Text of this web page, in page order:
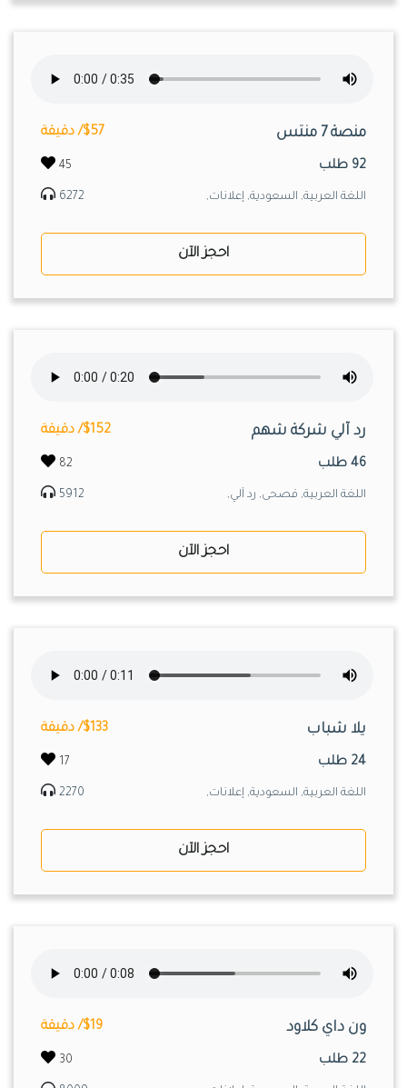
منصة 7 منتس $57/ دقيقة
92 طلب 45
اللغة العربية, السعودية, إعلانات, 6272
احجز الآن
رد آلي شركة شهم $152/ دقيقة
46 طلب 82
اللغة العربية, فصحى, رد آلي, 5912
احجز الآن
يلا شباب $133/ دقيقة
24 طلب 17
اللغة العربية, السعودية, إعلانات, 2270
احجز الآن
ون داي كلاود $19/ دقيقة
22 طلب 30